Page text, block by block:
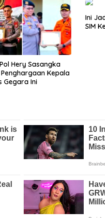
Hery Sasangka
Kepala
Gegara Ini
Ini
SIM